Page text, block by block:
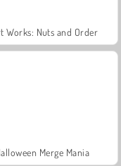
Works: Nuts and Order
Merge Mania